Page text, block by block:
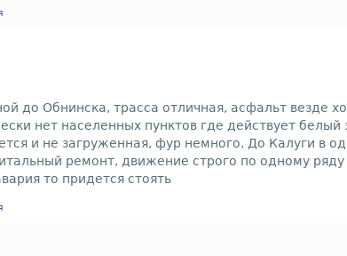
до Обнинска, трасса отличная, асфальт везде
нет населенных пунктов где действует
и не загруженная, фур немного. До Калуги в
ремонт, движение строго по одному
то придется стоять